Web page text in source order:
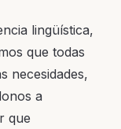
lingüística,
que todas
necesidades,
a
que